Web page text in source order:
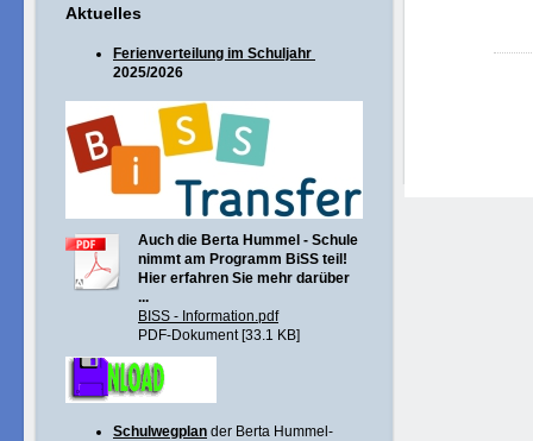
Aktuelles
Ferienverteilung im Schuljahr
2025/2026
Auch die Berta Hummel - Schule
nimmt am Programm BiSS teil!
Hier erfahren Sie mehr darüber
...
BISS - Information.pdf
PDF-Dokument [33.1 KB]
Schulwegplan der Berta Hummel-